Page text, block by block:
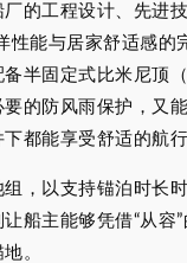
的工程设计、先进
性能与居家舒适感的
半固定式比米尼顶
的防风雨保护，又
都能享受舒适的航行
，以支持锚泊时长
船主能够凭借“从容”
。